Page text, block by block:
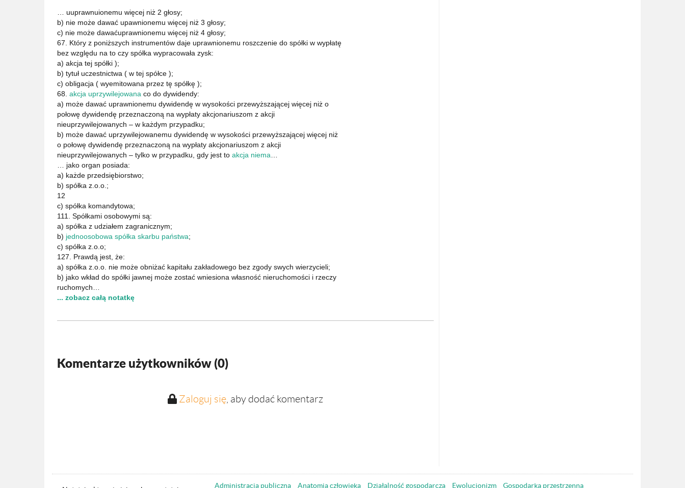
… uuprawnuionemu więcej niż 2 głosy;
b) nie może dawać upawnionemu więcej niż 3 głosy;
c) nie może dawaćuprawnionemu więcej niż 4 głosy;
67. Który z poniższych instrumentów daje uprawnionemu roszczenie do spółki w wypłatę
bez względu na to czy spółka wypracowała zysk:
a) akcja tej spółki );
b) tytuł uczestnictwa ( w tej spółce );
c) obligacja ( wyemitowana przez tę spółkę );
68. akcja uprzywilejowana co do dywidendy:
a) może dawać uprawnionemu dywidendę w wysokości przewyższającej więcej niż o
połowę dywidendę przeznaczoną na wypłaty akcjonariuszom z akcji
nieuprzywilejowanych – w każdym przypadku;
b) może dawać uprzywilejowanemu dywidendę w wysokości przewyższającej więcej niż
o połowę dywidendę przeznaczoną na wypłaty akcjonariuszom z akcji
nieuprzywilejowanych – tylko w przypadku, gdy jest to akcja niema
… jako organ posiada:
a) każde przedsiębiorstwo;
b) spółka z.o.o.;
12
c) spółka komandytowa;
111. Spółkami osobowymi są:
a) spółka z udziałem zagranicznym;
b) jednoosobowa spółka skarbu państwa;
c) spółka z.o.o;
127. Prawdą jest, że:
a) spółka z.o.o. nie może obniżać kapitału zakładowego bez zgody swych wierzycieli;
b) jako wkład do spółki jawnej może zostać wniesiona własność nieruchomości i rzeczy
ruchomych…
... zobacz całą notatkę
Komentarze użytkowników (0)
Zaloguj się, aby dodać komentarz
Administracja publiczna Anatomia człowieka Działalność gospodarcza Ewolucjonizm
Gospodarka przestrzenna